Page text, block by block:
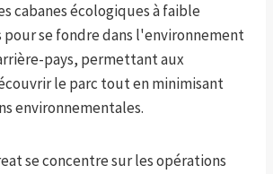
cabanes écologiques à faible
pour se fondre dans l'environnement
pays, permettant aux
le parc tout en minimisant
environnementales.
se concentre sur les opérations